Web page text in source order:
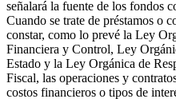
señalará la fuente de los fondos
Cuando se trate de préstamos o
constar, como lo prevé la Ley
Financiera y Control, Ley
Estado y la Ley Orgánica de
Fiscal, las operaciones y
costos financieros o tipos de